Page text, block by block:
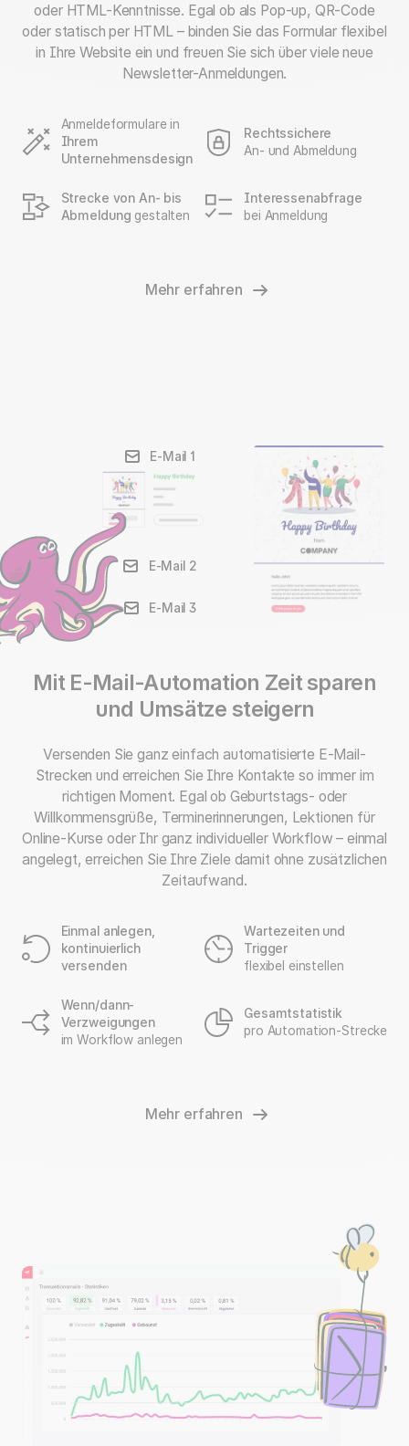
oder HTML-Kenntnisse. Egal ob als Pop-up, QR-Code
oder statisch per HTML – binden Sie das Formular flexibel
in Ihre Website ein und freuen Sie sich über viele neue
Newsletter-Anmeldungen.
Anmeldeformulare in
Ihrem
Unternehmensdesign
Rechtssichere
An- und Abmeldung
Strecke von An- bis
Abmeldung gestalten
Interessenabfrage
bei Anmeldung
Mehr erfahren
E-Mail 1
E-Mail 2
E-Mail 3
Mit E-Mail-Automation Zeit sparen
und Umsätze steigern
Versenden Sie ganz einfach automatisierte E-Mail-
Strecken und erreichen Sie Ihre Kontakte so immer im
richtigen Moment. Egal ob Geburtstags- oder
Willkommensgrüße, Terminerinnerungen, Lektionen für
Online-Kurse oder Ihr ganz individueller Workflow – einmal
angelegt, erreichen Sie Ihre Ziele damit ohne zusätzlichen
Zeitaufwand.
Einmal anlegen,
kontinuierlich
versenden
Wartezeiten und
Trigger
flexibel einstellen
Wenn/dann-
Verzweigungen
im Workflow anlegen
Gesamtstatistik
pro Automation-Strecke
Mehr erfahren